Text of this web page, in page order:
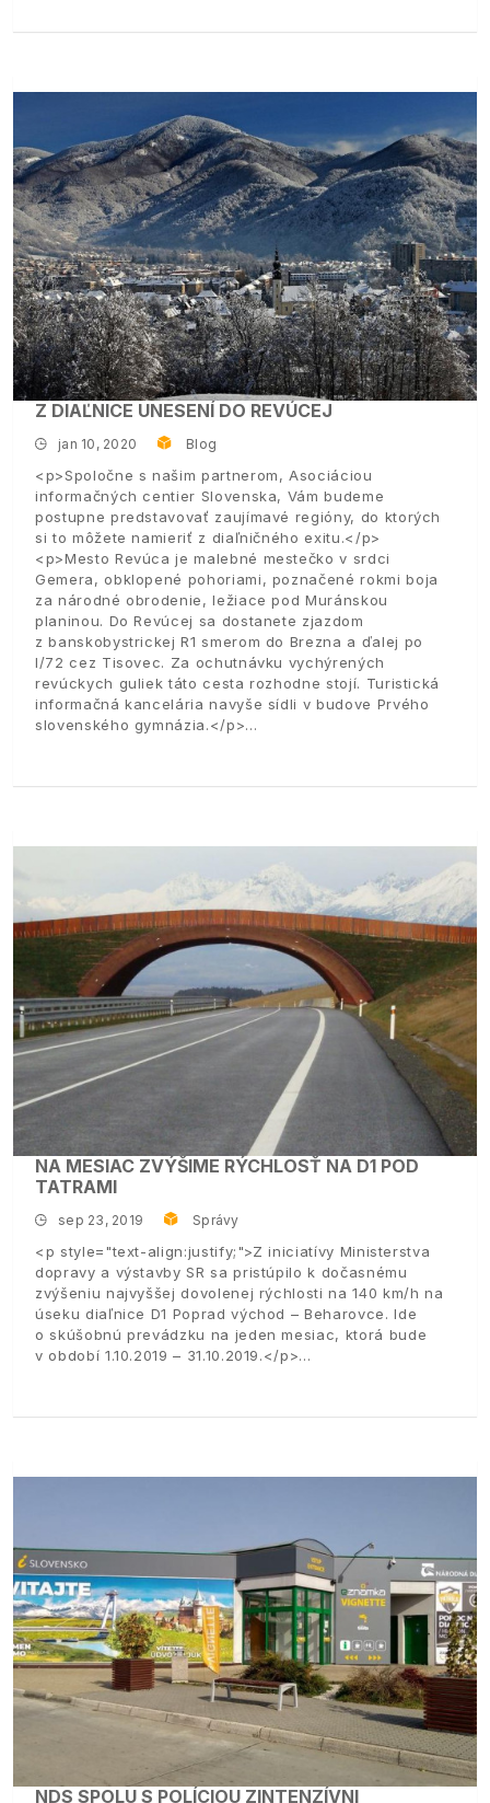
Z DIAĽNICE UNESENÍ DO REVÚCEJ
jan 10, 2020 Blog
<p>Spoločne s našim partnerom, Asociáciou
informačných centier Slovenska, Vám budeme
postupne predstavovať zaujímavé regióny, do ktorých
si to môžete namieriť z diaľničného exitu.</p>
<p>Mesto Revúca je malebné mestečko v srdci
Gemera, obklopené pohoriami, poznačené rokmi boja
za národné obrodenie, ležiace pod Muránskou
planinou. Do Revúcej sa dostanete zjazdom
z banskobystrickej R1 smerom do Brezna a ďalej po
I/72 cez Tisovec. Za ochutnávku vychýrených
revúckych guliek táto cesta rozhodne stojí. Turistická
informačná kancelária navyše sídli v budove Prvého
slovenského gymnázia.</p>
NA MESIAC ZVÝŠIME RÝCHLOSŤ NA D1 POD
TATRAMI
sep 23, 2019 Správy
<p style="text-align:justify;">Z iniciatívy Ministerstva
dopravy a výstavby SR sa pristúpilo k dočasnému
zvýšeniu najvyššej dovolenej rýchlosti na 140 km/h na
úseku diaľnice D1 Poprad východ – Beharovce. Ide
o skúšobnú prevádzku na jeden mesiac, ktorá bude
v období 1.10.2019 – 31.10.2019.</p>
NDS SPOLU S POLÍCIOU ZINTENZÍVNI